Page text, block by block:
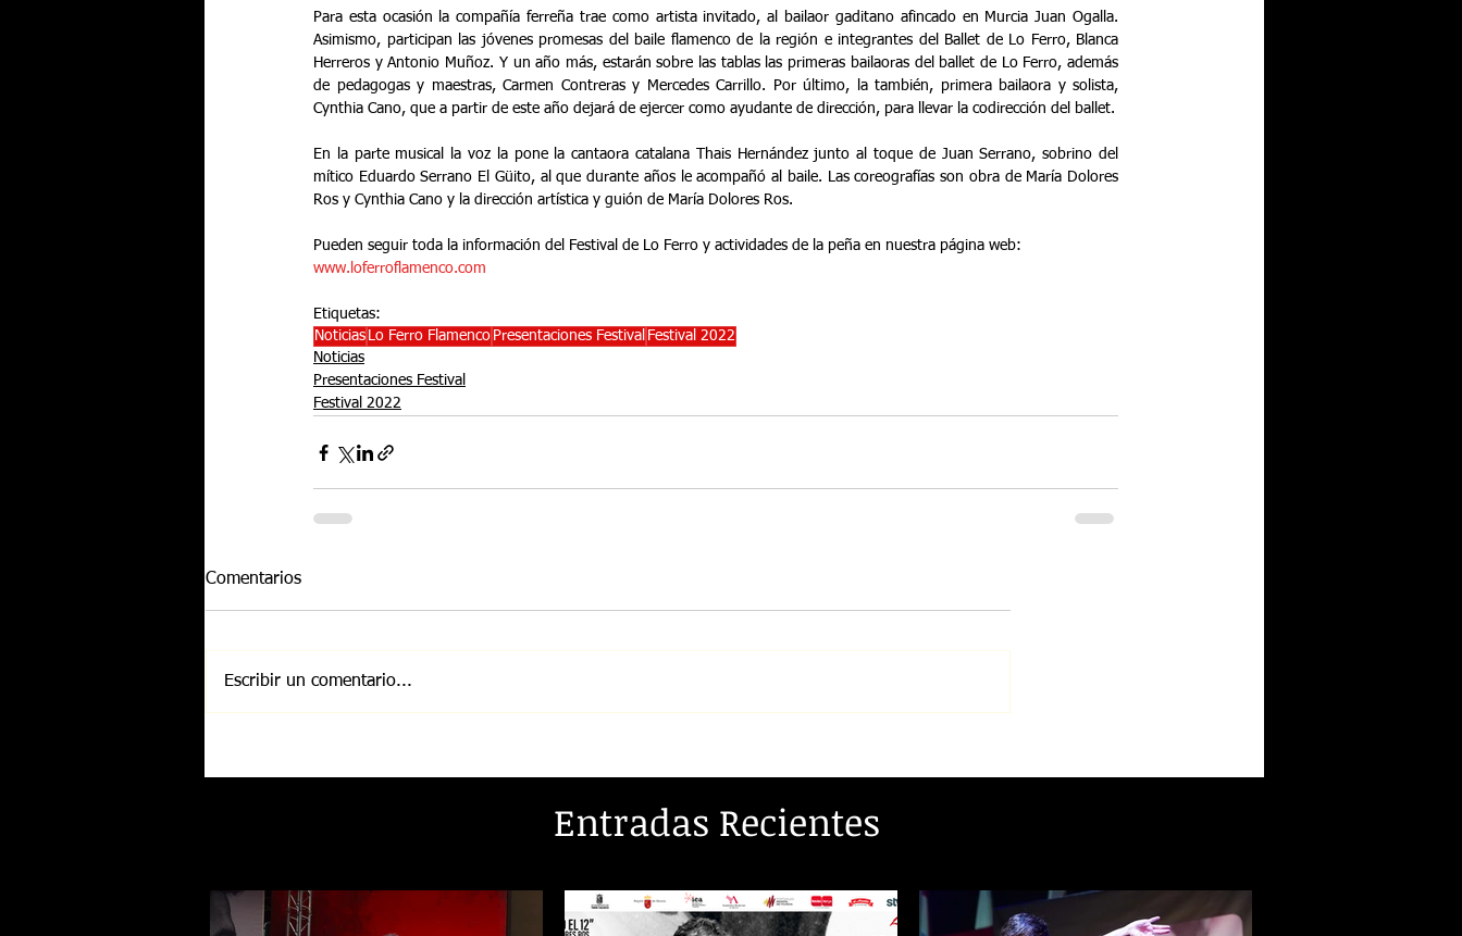
Para esta ocasión la compañía ferreña trae como artista invitado, al bailaor gaditano afincado en Murcia Juan Ogalla.
Asimismo, participan las jóvenes promesas del baile flamenco de la región e integrantes del Ballet de Lo Ferro, Blanca
Herreros y Antonio Muñoz. Y un año más, estarán sobre las tablas las primeras bailaoras del ballet de Lo Ferro, además
de pedagogas y maestras, Carmen Contreras y Mercedes Carrillo. Por último, la también, primera bailaora y solista,
Cynthia Cano, que a partir de este año dejará de ejercer como ayudante de dirección, para llevar la codirección del ballet.
En la parte musical la voz la pone la cantaora catalana Thais Hernández junto al toque de Juan Serrano, sobrino del
mítico Eduardo Serrano El Güito, al que durante años le acompañó al baile. Las coreografías son obra de María Dolores
Ros y Cynthia Cano y la dirección artística y guión de María Dolores Ros.
Pueden seguir toda la información del Festival de Lo Ferro y actividades de la peña en nuestra página web:
www.loferroflamenco.com
Etiquetas:
Noticias Lo Ferro Flamenco Presentaciones Festival Festival 2022
Noticias
Presentaciones Festival
Festival 2022
Comentarios
Escribir un comentario...
Entradas Recientes